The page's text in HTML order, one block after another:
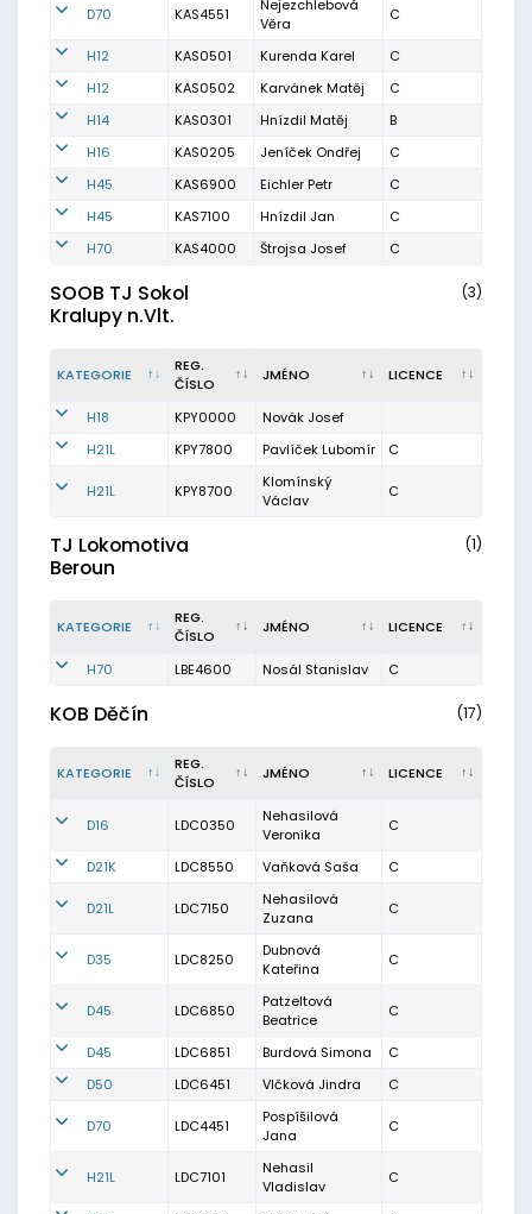
D70 KAS4551
Nejezchlebová
Věra
C
H12 KAS0501 Kurenda Karel
C
H12
KAS0502 Karvánek Matěj
C
H14
KAS0301 Hnízdil Matěj
B
H16
KAS0205 Jeníček Ondřej
C
H45
KAS6900 Eichler Petr
C
H45
KAS7100 Hnízdil Jan
C
H70
KAS4000 Štrojsa Josef C
SOOB TJ Sokol
Kralupy n.Vlt.
(3)
KATEGORIE
REG.
ČÍSLO
JMÉNO LICENCE
H18 KPY0000
Novák Josef
H21L
KPY7800 Pavlíček Lubomír C
H21L KPY8700
Klomínský
Václav
C
TJ Lokomotiva
Beroun
(1)
KATEGORIE
REG.
ČÍSLO
JMÉNO LICENCE
H70 LBE4600 Nosál Stanislav C
KOB Děčín (17)
KATEGORIE
REG.
ČÍSLO
JMÉNO LICENCE
D16 LDC0350
Nehasilová
Veronika
C
D21K LDC8550 Vaňková Saša C
D21L LDC7150
Nehasilová
Zuzana
C
D35 LDC8250
Dubnová
Kateřina
C
D45 LDC6850
Patzeltová
Beatrice
C
D45 LDC6851 Burdová Simona
C
D50
LDC6451 Vlčková Jindra C
D70 LDC4451
Pospíšilová
Jana
C
H21L LDC7101
Nehasil
Vladislav
C